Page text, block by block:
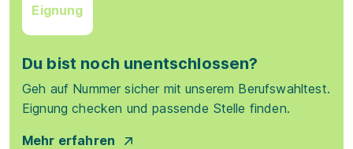
Eignung
Du bist noch unentschlossen?
Geh auf Nummer sicher mit unserem Berufswahltest.
Eignung checken und passende Stelle finden.
Mehr erfahren